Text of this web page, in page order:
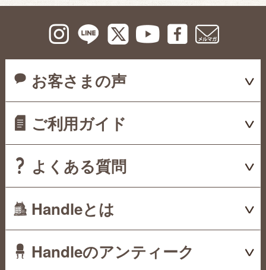
お客さまの声
ご利用ガイド
よくある質問
Handleとは
Handleのアンティーク